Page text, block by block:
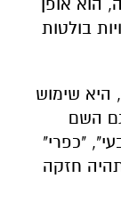
בולטות
היא שימוש
השם
"כפרי"
חזקה